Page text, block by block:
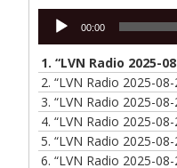
Lydafspiller
00:00
1. “LVN Radio 2025-
2. “LVN Radio 2025-08-
3. “LVN Radio 2025-08-
4. “LVN Radio 2025-08-
5. “LVN Radio 2025-08-
6. “LVN Radio 2025-08-